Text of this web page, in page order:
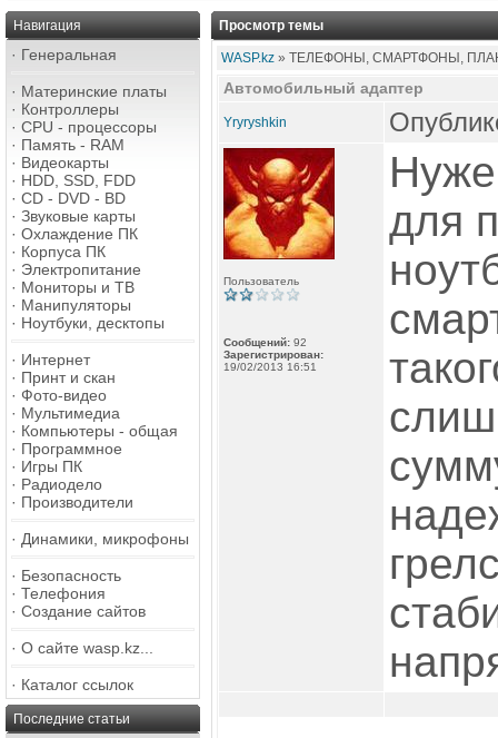
Навигация
· Генеральная
· Материнские платы
· Контроллеры
· CPU - процессоры
· Память - RAM
· Видеокарты
· HDD, SSD, FDD
· CD - DVD - BD
· Звуковые карты
· Охлаждение ПК
· Корпуса ПК
· Электропитание
· Мониторы и ТВ
· Манипуляторы
· Ноутбуки, десктопы
· Интернет
· Принт и скан
· Фото-видео
· Мультимедиа
· Компьютеры - общая
· Программное
· Игры ПК
· Радиодело
· Производители
· Динамики, микрофоны
· Безопасность
· Телефония
· Создание сайтов
· О сайте wasp.kz...
· Каталог ссылок
Последние статьи
Просмотр темы
WASP.kz » ТЕЛЕФОНЫ, СМАРТФОНЫ,
Автомобильный адаптер
Yryryshkin
Пользователь
Сообщений: 92
Зарегистрирован:
19/02/2013 16:51
для